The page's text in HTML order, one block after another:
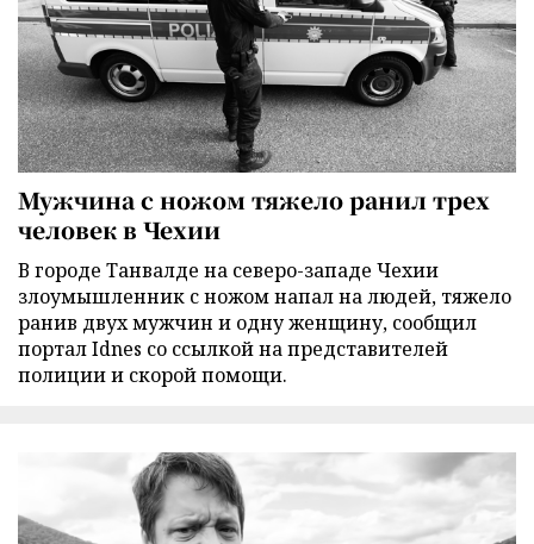
Мужчина с ножом тяжело ранил трех
человек в Чехии
В городе Танвалде на северо-западе Чехии
злоумышленник с ножом напал на людей, тяжело
ранив двух мужчин и одну женщину, сообщил
портал Idnes со ссылкой на представителей
полиции и скорой помощи.